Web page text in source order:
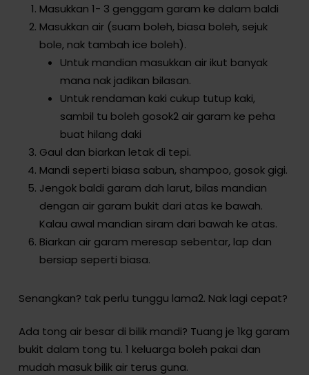
Masukkan 1- 3 genggam garam ke dalam baldi
Masukkan air (suam boleh, biasa boleh, sejuk
bole, nak tambah ice boleh).
Untuk mandian masukkan air ikut banyak
mana nak jadikan bilasan.
Untuk rendaman kaki cukup tutup kaki,
sambil tu boleh gosok2 air garam ke peha
buat hilang daki
Gaul dan biarkan letak di tepi.
Mandi seperti biasa sabun, shampoo, gosok gigi.
Jengok baldi garam dah larut, bilas mandian
dengan air garam bukit dari atas ke bawah.
Kalau awal mandian siram dari bawah ke atas.
Biarkan air garam meresap sebentar, lap dan
bersiap seperti biasa.
Senangkan? tak perlu tunggu lama2. Nak lagi cepat?
Ada tong air besar di bilik mandi? Tuang je 1kg garam
bukit dalam tong tu. 1 keluarga boleh pakai dan
mudah masuk bilik air terus guna.